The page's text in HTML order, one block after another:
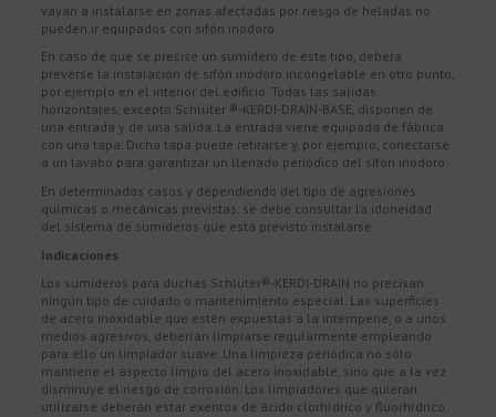
vayan a instalarse en zonas afectadas por riesgo de heladas no
pueden ir equipados con sifón inodoro.
En caso de que se precise un sumidero de este tipo, deberá
preverse la instalación de sifón inodoro incongelable en otro punto,
por ejemplo en el interior del edificio. Todas las salidas
horizontales, excepto Schlüter ®-KERDI-DRAIN-BASE, disponen de
una entrada y de una salida. La entrada viene equipada de fábrica
con una tapa. Dicha tapa puede retirarse y, por ejemplo, conectarse
a un lavabo para garantizar un llenado periódico del sifón inodoro.
En determinados casos y dependiendo del tipo de agresiones
químicas o mecánicas previstas, se debe consultar la idoneidad
del sistema de sumideros que está previsto instalarse.
Indicaciones
Los sumideros para duchas Schlüter®-KERDI-DRAIN no precisan
ningún tipo de cuidado o mantenimiento especial. Las superficies
de acero inoxidable que estén expuestas a la intemperie, o a unos
medios agresivos, deberían limpiarse regularmente empleando
para ello un limpiador suave. Una limpieza periódica no sólo
mantiene el aspecto limpio del acero inoxidable, sino que a la vez
disminuye el riesgo de corrosión. Los limpiadores que quieran
utilizarse deberán estar exentos de ácido clorhídrico y fluorhídrico.